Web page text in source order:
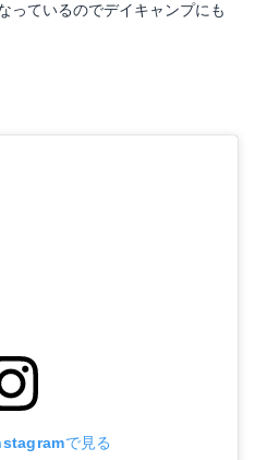
っているのでデイキャンプにも
で見る